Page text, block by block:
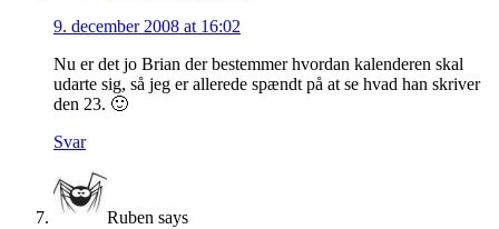
9. december 2008 at 16:02
Nu er det jo Brian der bestemmer hvordan kalenderen skal
udarte sig, så jeg er allerede spændt på at se hvad han skriver
den 23. 🙂
Svar
Ruben says